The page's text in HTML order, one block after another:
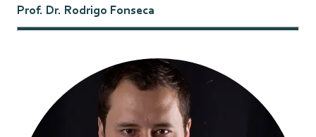
Prof. Dr. Rodrigo Fonseca